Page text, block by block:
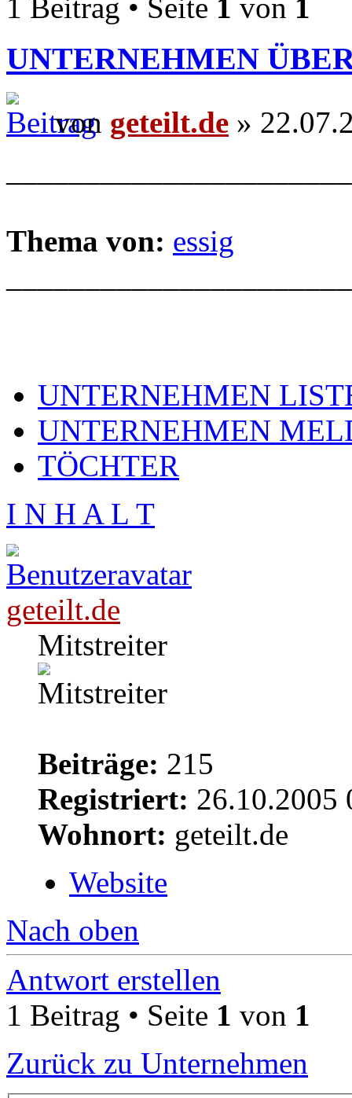
1 Beitrag • Seite 1 von 1
UNTERNEHMEN
von geteilt.de »
Thema von: essig
UNTERNEHMEN
UNTERNEHMEN
TÖCHTER
I N H A L T
geteilt.de
Mitstreiter
Beiträge: 215
Registriert: 26.10.2005
Wohnort: geteilt.de
Website
Nach oben
Antwort erstellen
1 Beitrag • Seite 1 von 1
Zurück zu Unternehmen